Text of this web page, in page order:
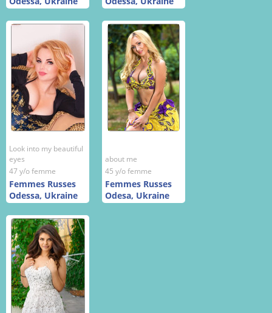
Look into my beautiful
eyes
47 y/o femme
Femmes Russes
Odessa, Ukraine
about me
45 y/o femme
Femmes Russes
Odesa, Ukraine